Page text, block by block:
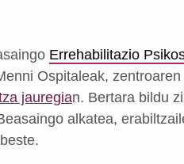
Errehabilitazio
Ospitaleak,
jauregian. Bertara bildu
alkatea,